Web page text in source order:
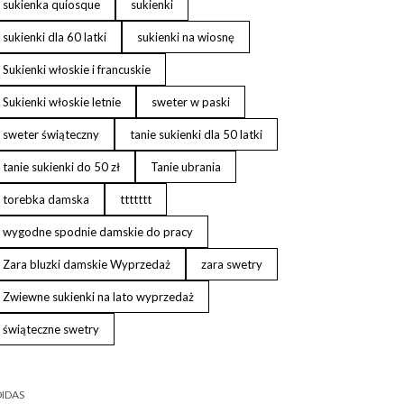
sukienka quiosque sukienki
sukienki dla 60 latki sukienki na wiosnę
Sukienki włoskie i francuskie
Sukienki włoskie letnie sweter w paski
sweter świąteczny tanie sukienki dla 50 latki
tanie sukienki do 50 zł Tanie ubrania
torebka damska ttttttt
wygodne spodnie damskie do pracy
Zara bluzki damskie Wyprzedaż zara swetry
Zwiewne sukienki na lato wyprzedaż
świąteczne swetry